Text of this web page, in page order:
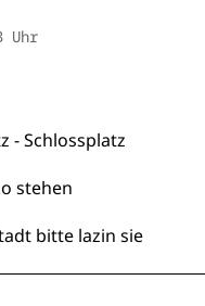
Uhr
- Schlossplatz
stehen
bitte lazin sie